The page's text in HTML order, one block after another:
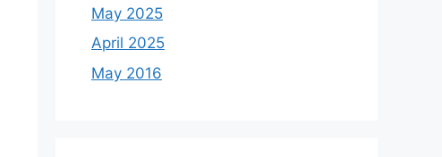
May 2025
April 2025
May 2016